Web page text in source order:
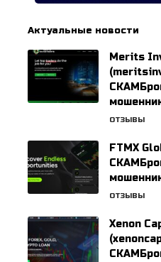
Актуальные новости
Merits
ОТЗЫВЫ
FTMX
ОТЗЫВЫ
Xenon